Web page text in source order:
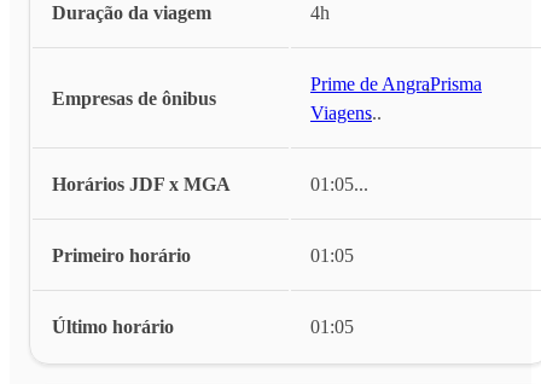
Duração da viagem 4h
Empresas de ônibus
Prime de Angra,Prisma
Viagens...
Horários JDF x MGA 01:05...
Primeiro horário 01:05
Último horário 01:05